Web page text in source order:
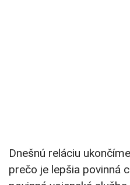
Dnešnú reláciu
prečo je lepšia povinná